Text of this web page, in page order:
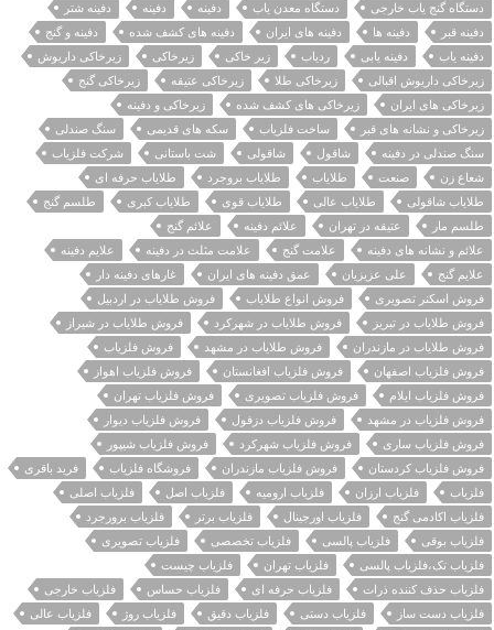
دستگاه گنج یاب خارجی
دستگاه معدن یاب دفينه دفینه
دفینه شتر
دفینه قبر
دفینه ها دفینه های ایران دفینه های کشف شده
دفینه و گنج
دفینه یاب
دفینه یابی ردیاب زیر خاکی زیرخاکی
زیرخاکی داریوش
زیرخاکی داریوش اقبالی
زیرخاکی طلا زیرخاکی عتیقه
زیرخاکی گنج
زیرخاکی های ایران
زیرخاکی های کشف شده
زیرخاکی و دفینه
زیرخاکی و نشانه های قبر
ساخت فلزیاب سکه های قدیمی
سنگ صندلی
سنگ صندلی در دفینه
شاقول شاقولی شت باستانی
شرکت فلزیاب
شعاع زن
صنعت طلایاب طلایاب بروجرد
طلایاب حرفه ای
طلایاب شاقولی
طلایاب عالی طلایاب قوی طلایاب کبری
طلسم گنج
طلسم مار
عتیقه در تهران علائم دفینه
علائم گنج
علائم و نشانه های دفینه
علامت گنج علامت مثلث در دفینه
علایم دفینه
علایم گنج
علی عزیزیان عمق دفینه های ایران
غارهای دفینه دار
فروش اسکنر تصویری
فروش انواع طلایاب
فروش طلایاب در اردبیل
فروش طلایاب در تبریز
فروش طلایاب در شهرکرد
فروش طلایاب در شیراز
فروش طلایاب در مازندران
فروش طلایاب در مشهد
فروش فلزیاب
فروش فلزیاب اصفهان
فروش فلزیاب افغانستان
فروش فلزیاب اهواز
فروش فلزیاب ایلام
فروش فلزیاب تصویری
فروش فلزیاب تهران
فروش فلزیاب در مشهد
فروش فلزیاب دزفول
فروش فلزیاب دیوار
فروش فلزیاب ساری
فروش فلزیاب شهرکرد
فروش فلزیاب شیپور
فروش فلزیاب کردستان
فروش فلزیاب مازندران فروشگاه فلزیاب
فرید باقری
فلزیاب
فلزیاب ارزان فلزیاب ارومیه فلزیاب اصل
فلزیاب اصلی
فلزیاب اکادمی گنج
فلزیاب اورجینال فلزیاب برتر
فلزیاب برورجرد
فلزیاب بوقی
فلزیاب پالسی فلزیاب تخصصی
فلزیاب تصویری
فلزیاب تک،فلزیاب پالسی
فلزیاب تهران
فلزیاب چیست
فلزیاب حذف کننده ذرات
فلزیاب حرفه ای فلزیاب حساس
فلزیاب خارجی
فلزیاب دست ساز
فلزیاب دستی فلزیاب دقیق فلزیاب روژ
فلزیاب عالی